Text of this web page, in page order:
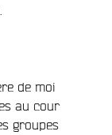
de moi
au cour
groupes